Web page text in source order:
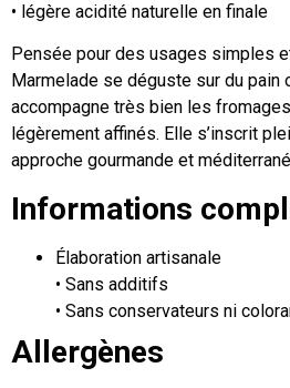
• légère acidité naturelle en finale
Pensée pour des usages simples
Marmelade se déguste sur du pain
accompagne très bien les
légèrement affinés. Elle s’inscrit
approche gourmande et
Informations
Élaboration artisanale
• Sans additifs
• Sans conservateurs ni
Allergènes